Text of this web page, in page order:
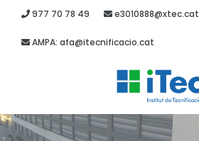
977 70 78 49 e3010888@xtec.cat
AMPA: afa@itecnificacio.cat
INICI